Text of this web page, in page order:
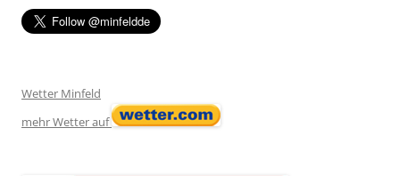
Wetter Minfeld
mehr Wetter auf